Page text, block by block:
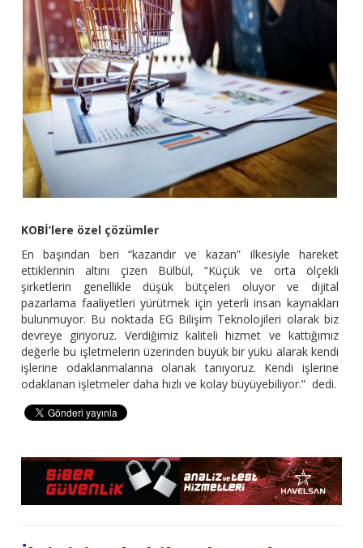
KOBİ’lere özel çözümler
En başından beri “kazandır ve kazan” ilkesiyle hareket
ettiklerinin altını çizen Bülbül, “Küçük ve orta ölçekli
şirketlerin genellikle düşük bütçeleri oluyor ve dijital
pazarlama faaliyetleri yürütmek için yeterli insan kaynakları
bulunmuyor. Bu noktada EG Bilişim Teknolojileri olarak biz
devreye giriyoruz. Verdiğimiz kaliteli hizmet ve kattığımız
değerle bu işletmelerin üzerinden büyük bir yükü alarak kendi
işlerine odaklanmalarına olanak tanıyoruz. Kendi işlerine
odaklanan işletmeler daha hızlı ve kolay büyüyebiliyor.” dedi.